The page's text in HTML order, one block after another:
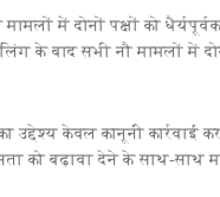
मामलों में दोनों पक्षों को
के बाद सभी नौ मामलों
उद्देश्य केवल कानूनी
को बढ़ावा देने के साथ-साथ